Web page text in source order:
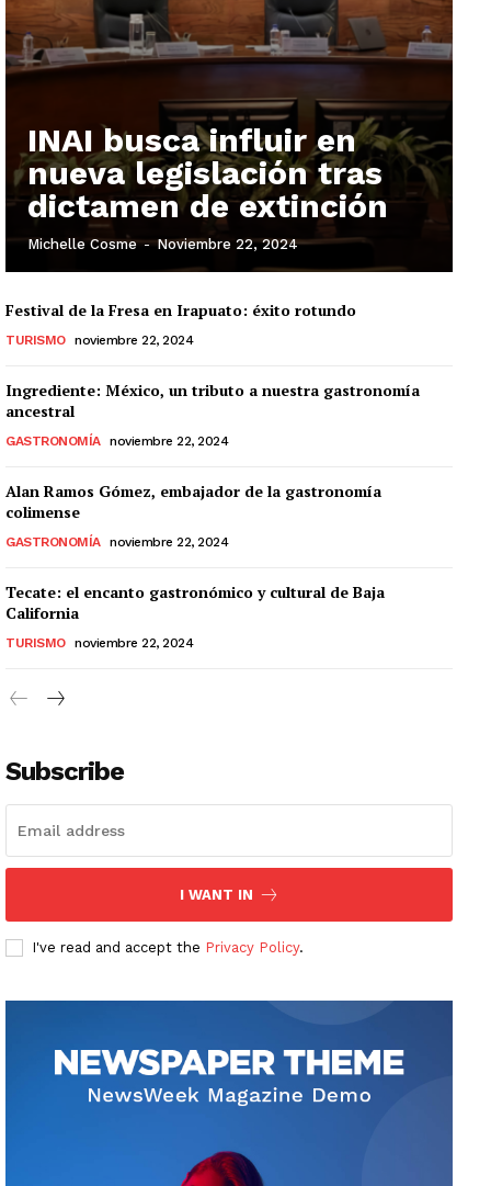
INAI busca influir en
nueva legislación tras
dictamen de extinción
Michelle Cosme - Noviembre 22, 2024
Festival de la Fresa en Irapuato: éxito rotundo
TURISMO noviembre 22, 2024
Ingrediente: México, un tributo a nuestra gastronomía
ancestral
GASTRONOMÍA noviembre 22, 2024
Alan Ramos Gómez, embajador de la gastronomía
colimense
GASTRONOMÍA noviembre 22, 2024
Tecate: el encanto gastronómico y cultural de Baja
California
TURISMO noviembre 22, 2024
Subscribe
I WANT IN
I've read and accept the Privacy Policy.